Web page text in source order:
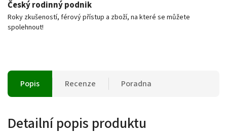
Český rodinný podnik
Roky zkušeností, férový přístup a zboží, na které se můžete
spolehnout!
Popis Recenze Poradna
Detailní popis produktu